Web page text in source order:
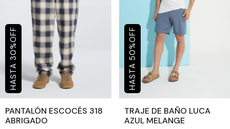
30
%
OFF
PANTALÓN ESCOCÉS 318
ABRIGADO
50
%
OFF
TRAJE DE BAÑO LUCA
AZUL MELANGE